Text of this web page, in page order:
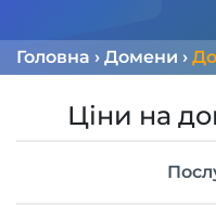
Головна › Домени ›
Ціни на